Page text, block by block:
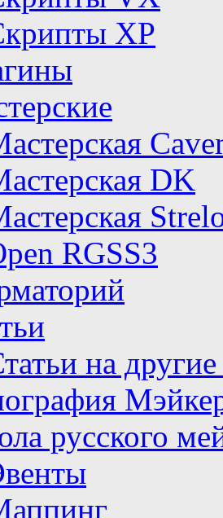
ХР
DK
RGSS3
на
русского